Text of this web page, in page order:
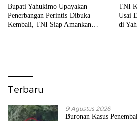
Bupati Yahukimo Upayakan
Penerbangan Perintis Dibuka
Kembali, TNI Siap Amankan
TNI
Usai
di
Terbaru
9 Agustus 2026
Buronan Kasus